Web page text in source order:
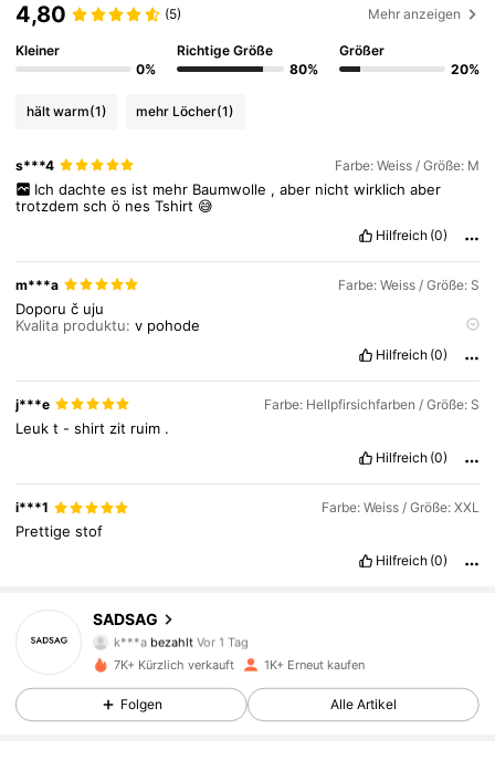
4,80 (5) Mehr anzeigen
Kleiner
0%
Richtige Größe
80%
Größer
20%
hält warm(1) mehr Löcher(1)
s***4 Farbe: Weiss / Größe: M
Ich dachte es ist mehr Baumwolle , aber nicht wirklich aber
trotzdemschö nesTshirt 😅
Hilfreich (0)
m***a Farbe: Weiss / Größe: S
Doporuč uju
Kvalita produktu:v pohode
Hilfreich (0)
j***e Farbe: Hellpfirsichfarben / Größe: S
Leukt -shirt zit ruim .
Hilfreich (0)
i***1 Farbe: Weiss / Größe: XXL
Prettigestof
Hilfreich (0)
SADSAG
4,74
524 Follower
k***a
bezahlt
z***3 istVor 1 Stundengefolgt
4,74 524 Follower
7K+ Kürzlich verkauft 1K+ Erneut kaufen
Folgen Alle Artikel